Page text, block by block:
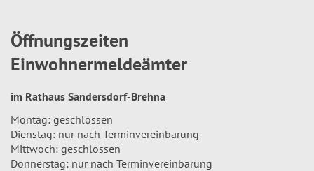
Öffnungszeiten
Einwohnermeldeämter
im Rathaus Sandersdorf-Brehna
Montag: geschlossen
Dienstag: nur nach Terminvereinbarung
Mittwoch: geschlossen
Donnerstag: nur nach Terminvereinbarung